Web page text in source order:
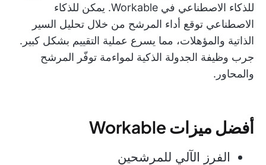
للذكاء الاصطناعي في Workable. يمكن للذكاء
الاصطناعي توقع أداء المرشح من خلال تحليل السير
الذاتية والمؤهلات، مما يسرع عملية التقييم بشكل كبير.
جرب وظيفة الجدولة الذكية لمواءمة توفّر المرشح
والمحاور.
أفضل ميزات Workable
الفرز الآلي للمرشحين